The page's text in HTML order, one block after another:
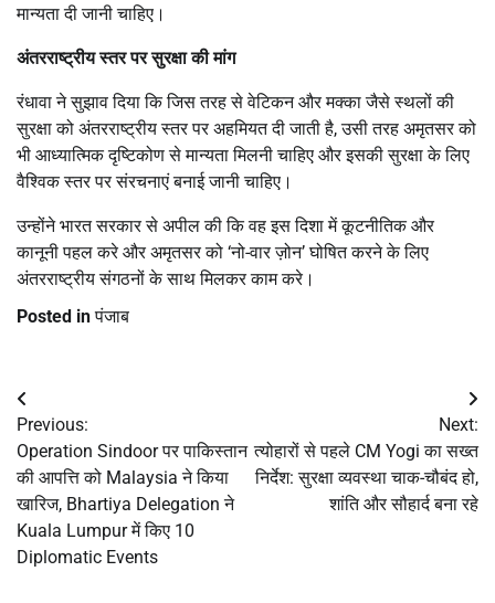
मान्यता दी जानी चाहिए।
अंतरराष्ट्रीय स्तर पर सुरक्षा की मांग
रंधावा ने सुझाव दिया कि जिस तरह से वेटिकन और मक्का जैसे स्थलों की
सुरक्षा को अंतरराष्ट्रीय स्तर पर अहमियत दी जाती है, उसी तरह अमृतसर को
भी आध्यात्मिक दृष्टिकोण से मान्यता मिलनी चाहिए और इसकी सुरक्षा के लिए
वैश्विक स्तर पर संरचनाएं बनाई जानी चाहिए।
उन्होंने भारत सरकार से अपील की कि वह इस दिशा में कूटनीतिक और
कानूनी पहल करे और अमृतसर को ‘नो-वार ज़ोन’ घोषित करने के लिए
अंतरराष्ट्रीय संगठनों के साथ मिलकर काम करे।
Posted inपंजाब
Post
navigation
Previous:
Operation Sindoor पर पाकिस्तान
की आपत्ति को Malaysia ने किया
खारिज, Bhartiya Delegation ने
Kuala Lumpur में किए 10
Diplomatic Events
Next:
त्योहारों से पहले CM Yogi का सख्त
निर्देश: सुरक्षा व्यवस्था चाक-चौबंद हो,
शांति और सौहार्द बना रहे